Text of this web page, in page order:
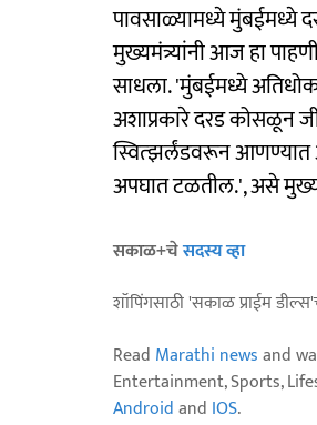
पावसाळ्यामध्ये मुंबईमध्ये
मुख्यमंत्र्यांनी आज हा
साधला. 'मुंबईमध्ये
अशाप्रकारे दरड कोसळून
स्वित्झर्लंडवरून आणण्यात
अपघात टळतील.', असे
सकाळ+चेसदस्य व्हा
शॉपिंगसाठी 'सकाळ प्राईम
Read Marathi newsand
Entertainment, Sports,
Androidand IOS.